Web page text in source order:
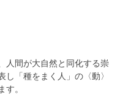
人間が大自然と同化する崇
「種をまく人」の〈動〉
。